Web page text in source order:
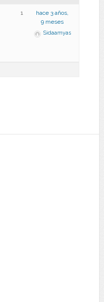
1
hace 3 años,
9 meses
Sidaamyas